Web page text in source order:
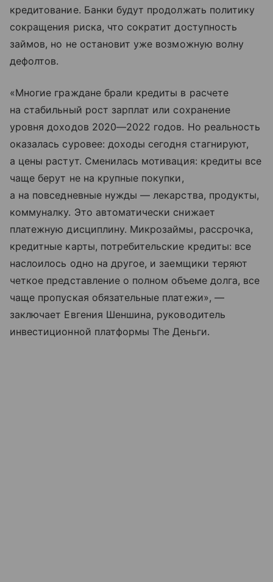
кредитование. Банки будут продолжать политику
сокращения риска, что сократит доступность
займов, но не остановит уже возможную волну
дефолтов.
«Многие граждане брали кредиты в расчете
на стабильный рост зарплат или сохранение
уровня доходов 2020—2022 годов. Но реальность
оказалась суровее: доходы сегодня стагнируют,
а цены растут. Сменилась мотивация: кредиты все
чаще берут не на крупные покупки,
а на повседневные нужды — лекарства, продукты,
коммуналку. Это автоматически снижает
платежную дисциплину. Микрозаймы, рассрочка,
кредитные карты, потребительские кредиты: все
наслоилось одно на другое, и заемщики теряют
четкое представление о полном объеме долга, все
чаще пропуская обязательные платежи», —
заключает Евгения Шеншина, руководитель
инвестиционной платформы The Деньги.